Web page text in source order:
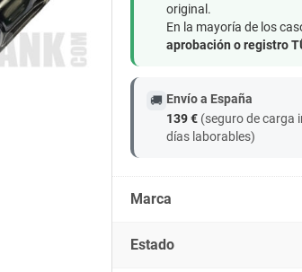
original.
En la mayoría de los
aprobación o registro
🚚 Envío a España
139 € (seguro de carga
días laborables)
Marca
Estado